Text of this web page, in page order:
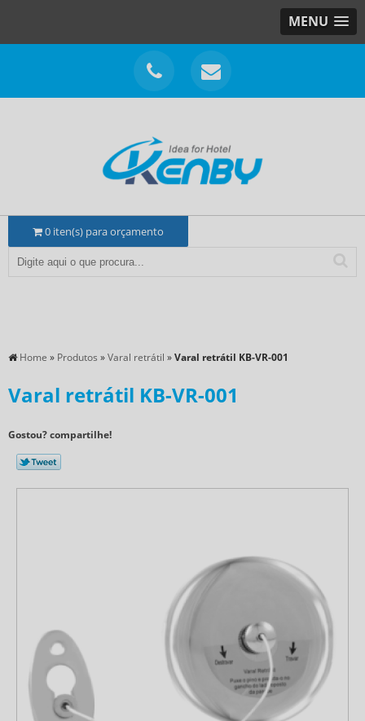
MENU
0 iten(s) para orçamento
Home » Produtos »Varal retrátil »Varal retrátil KB-VR-001
Varal retrátil KB-VR-001
Gostou? compartilhe!